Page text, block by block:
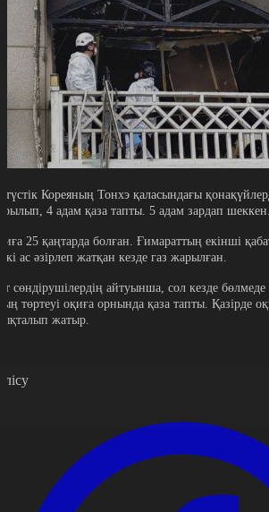
Кореяның Тонхэ қаласындағы
4 адам қаза тапты. 5 адам зардап шеккен.
25 қаңтарда болған. Ғимараттың екінші
ас әзірлеп жатқан кезде газ жарылған.
сөндірушілердің айтуынша, сол кезде
төртеуі оқиға орнында қаза тапты. Қазірде
жатыр.